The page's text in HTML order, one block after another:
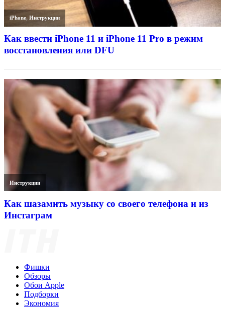
iPhone,Инструкции
Как ввести iPhone 11 и iPhone 11 Pro в режим
восстановления или DFU
Инструкции
Как шазамить музыку со своего телефона и из
Инстаграм
Фишки
Обзоры
Обои Apple
Подборки
Экономия